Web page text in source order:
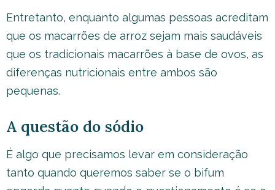
Entretanto, enquanto algumas pessoas acreditam
que os macarrões de arroz sejam mais saudáveis
que os tradicionais macarrões à base de ovos, as
diferenças nutricionais entre ambos são
pequenas.
A questão do sódio
É algo que precisamos levar em consideração
tanto quando queremos saber se o bifum